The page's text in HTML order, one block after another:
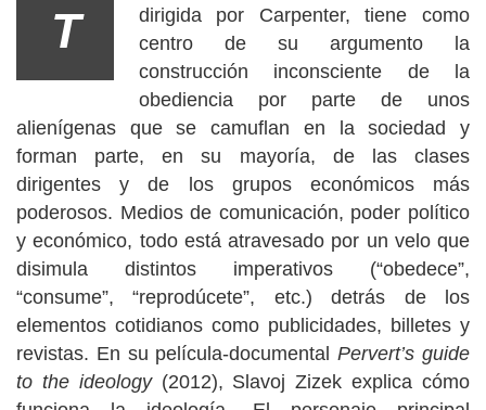
T
dirigida por Carpenter, tiene como
centro de su argumento la
construcción inconsciente de la
obediencia por parte de unos
alienígenas que se camuflan en la sociedad y
forman parte, en su mayoría, de las clases
dirigentes y de los grupos económicos más
poderosos. Medios de comunicación, poder político
y económico, todo está atravesado por un velo que
disimula distintos imperativos (“obedece”,
“consume”, “reprodúcete”, etc.) detrás de los
elementos cotidianos como publicidades, billetes y
revistas. En su película-documentalPervert’s guide
to the ideology(2012), Slavoj Zizek explica cómo